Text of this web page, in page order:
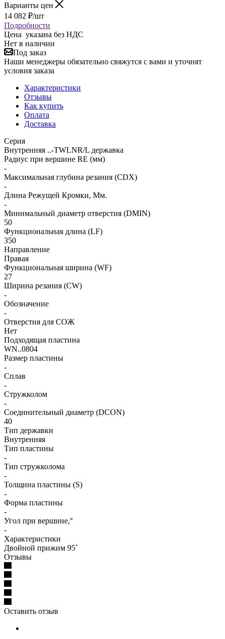
Варианты цен
14 082 ₽/шт
Подробности
Цена указана без НДС
Нет в наличии
Под заказ
Наши менеджеры обязательно свяжутся с вами и уточнят
условия заказа
Характеристики
Отзывы
Как купить
Оплата
Доставка
Серия
Внутренняя ..-TWLNR/L державка
Радиус при вершине RE (мм)
-
Максимальная глубина резания (CDX)
-
Длина Режущей Кромки, Мм.
-
Минимальный диаметр отверстия (DMIN)
50
Функциональная длина (LF)
350
Направление
Правая
Функциональная ширина (WF)
27
Ширина резания (CW)
-
Обозначение
-
Отверстия для СОЖ
Нет
Подходящая пластина
WN..0804
Размер пластины
-
Сплав
-
Стружколом
-
Соединительный диаметр (DCON)
40
Тип державки
Внутренняя
Тип пластины
-
Тип стружколома
-
Толщина пластины (S)
-
Форма пластины
-
Угол при вершине,°
-
Характеристики
Двойной прижим 95˚
Отзывы
Оставить отзыв